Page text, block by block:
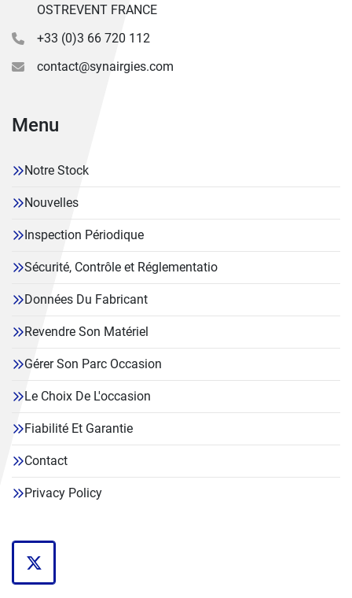
OSTREVENT FRANCE
+33 (0)3 66 720 112
contact@synairgies.com
Menu
Notre Stock
Nouvelles
Inspection Périodique
Sécurité, Contrôle et Réglementatio
Données Du Fabricant
Revendre Son Matériel
Gérer Son Parc Occasion
Le Choix De L'occasion
Fiabilité Et Garantie
Contact
Privacy Policy
twitter